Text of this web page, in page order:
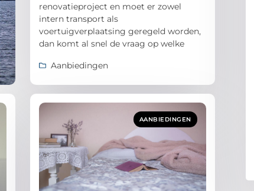
renovatieproject en moet er zowel
intern transport als
voertuigverplaatsing geregeld worden,
dan komt al snel de vraag op welke
Aanbiedingen
AANBIEDINGEN